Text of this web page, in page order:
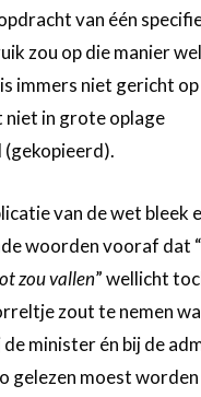
van één
zou op die manier
immers niet gericht op
niet in grote oplage
van de wet bleek
woorden vooraf dat “
zou vallen” wellicht
zout te nemen
de minister én bij de
gelezen moest